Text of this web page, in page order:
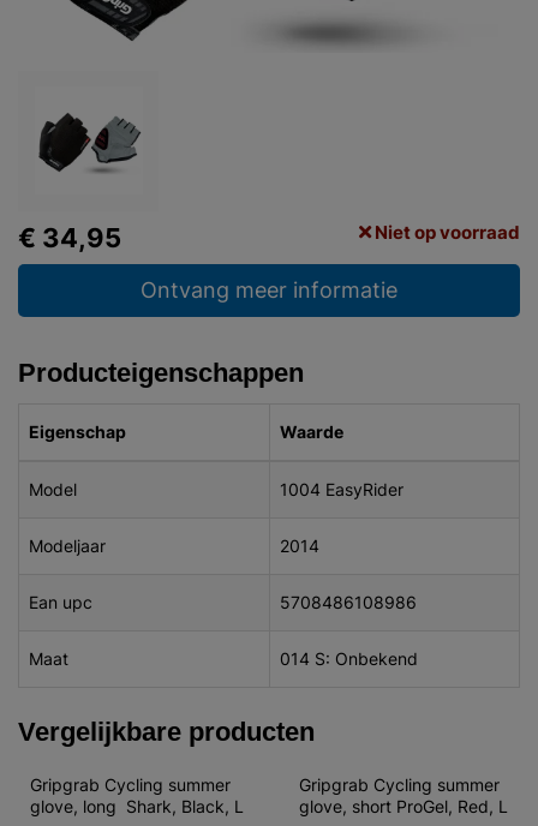
€ 34,95 Niet op voorraad
Ontvang meer informatie
Producteigenschappen
Eigenschap Waarde
Model 1004 EasyRider
Modeljaar 2014
Ean upc 5708486108986
Maat 014 S: Onbekend
Vergelijkbare producten
Gripgrab Cycling summer
glove, long  Shark, Black, L
Gripgrab Cycling summer
glove, short ProGel, Red, L